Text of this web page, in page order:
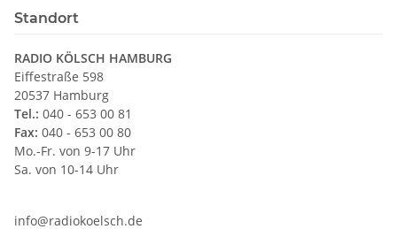
Standort
RADIO KÖLSCH HAMBURG
Eiffestraße 598
20537 Hamburg
Tel.: 040 - 653 00 81
Fax: 040 - 653 00 80
Mo.-Fr. von 9-17 Uhr
Sa. von 10-14 Uhr
info@radiokoelsch.de